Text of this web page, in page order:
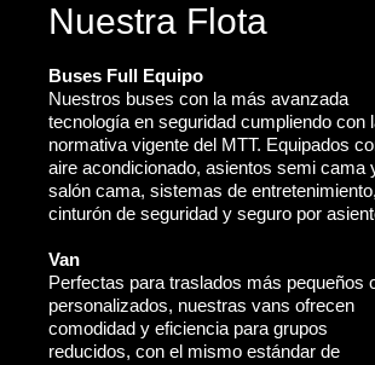
Nuestra Flota
Buses Full Equipo
Nuestros buses con la más avanzada
tecnología en seguridad cumpliendo con
normativa vigente del MTT. Equipados
aire acondicionado, asientos semi cama
salón cama, sistemas de entretenimiento,
cinturón de seguridad y seguro por
Van
Perfectas para traslados más pequeños
personalizados, nuestras vans ofrecen
comodidad y eficiencia para grupos
reducidos, con el mismo estándar de